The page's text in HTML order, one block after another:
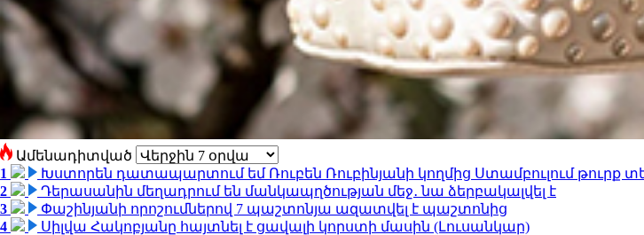
Ամենադիտված
1
Խստորեն դատապարտում եմ Ռուբեն Ռուբինյանի կողմից Ստամբուլում թուրք
2
Դերասանին մեղադրում են մանկապղծության մեջ․ նա ձերբակալվել է
3
Փաշինյանի որոշումներով 7 պաշտոնյա ազատվել է պաշտոնից
4
Սիլվա Հակոբյանը հայտնել է ցավալի կորստի մասին (Լուսանկար)